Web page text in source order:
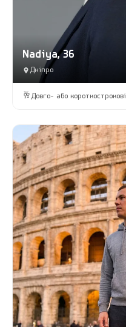
Nadiya, 36
Дніпро
🥂 Довго- або короткострокові